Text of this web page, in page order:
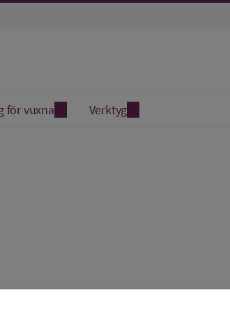
för vuxna Verktyg